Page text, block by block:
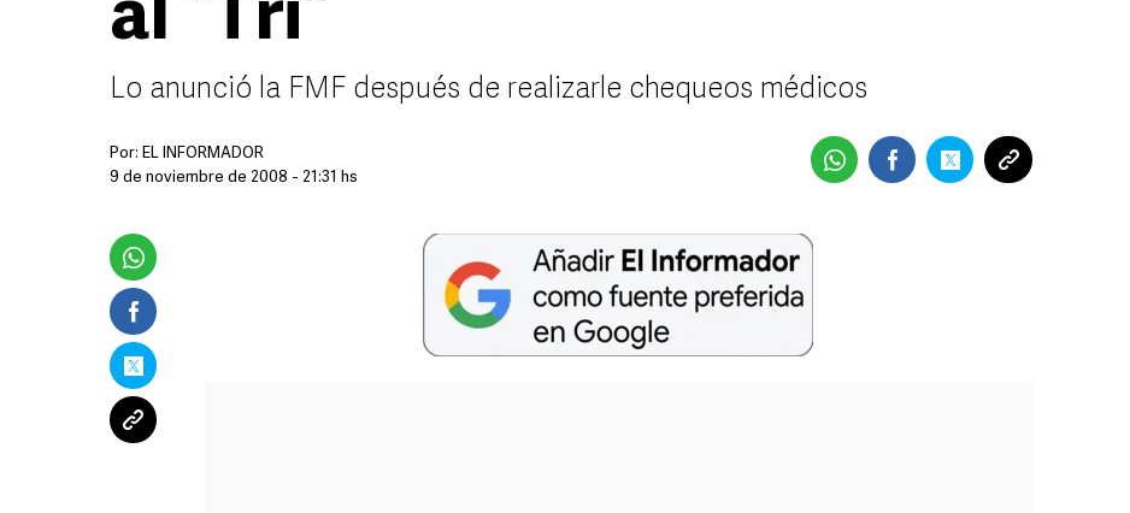
al “Tri”
Lo anunció la FMF después de realizarle chequeos médicos
Por: EL INFORMADOR
9 de noviembre de 2008 - 21:31 hs